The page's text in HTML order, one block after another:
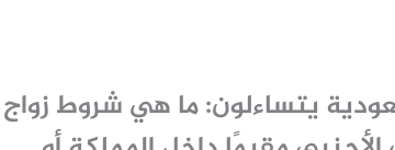
يتساءلون: ما هي شروط زواج